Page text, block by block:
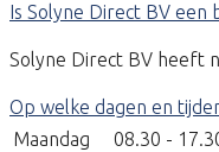
Is Solyne Direct BV
Solyne Direct BV heeft
Op welke dagen en
Maandag
08.30 -